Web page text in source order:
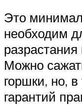
Это
необходим
Можно
горшки, но,
гарантий